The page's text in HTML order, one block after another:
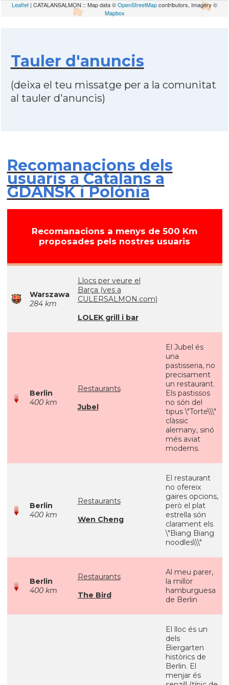
Leaflet | CATALANSALMON :: Map data ©OpenStreetMapcontributors, Imagery ©
Mapbox
Tauler d'anuncis
(deixa el teu missatge per a la comunitat
al tauler d'anuncis)
Recomanacions dels
usuaris a Catalans a
GDANSK i Polònia
Recomanacions a menys de 500 Km
proposades pels nostres usuaris
Warszawa
284 km
Llocs per veure el
Barça (ves a
CULERSALMON.com)
LOLEK grill i bar
Berlin
400 km
Restaurants
Jubel
El Jubel és
una
pastisseria, no
precisament
un restaurant.
Els pastissos
no són del
tipus \"Torte\\\"
clàssic
alemany, sinó
més aviat
moderns.
Berlin
400 km
Restaurants
Wen Cheng
El restaurant
no ofereix
gaires opcions,
però el plat
estrella són
clarament els
\"Biang Biang
noodles\\\"
Berlin
400 km
Restaurants
The Bird
Al meu parer,
la millor
hamburguesa
de Berlin
El lloc és un
dels
Biergarten
històrics de
Berlin. El
menjar és